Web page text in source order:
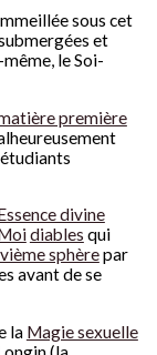
sous cet
et
même, le Soi-
première
divine
diables qui
sphèrepar
avant de se
la Magie sexuelle